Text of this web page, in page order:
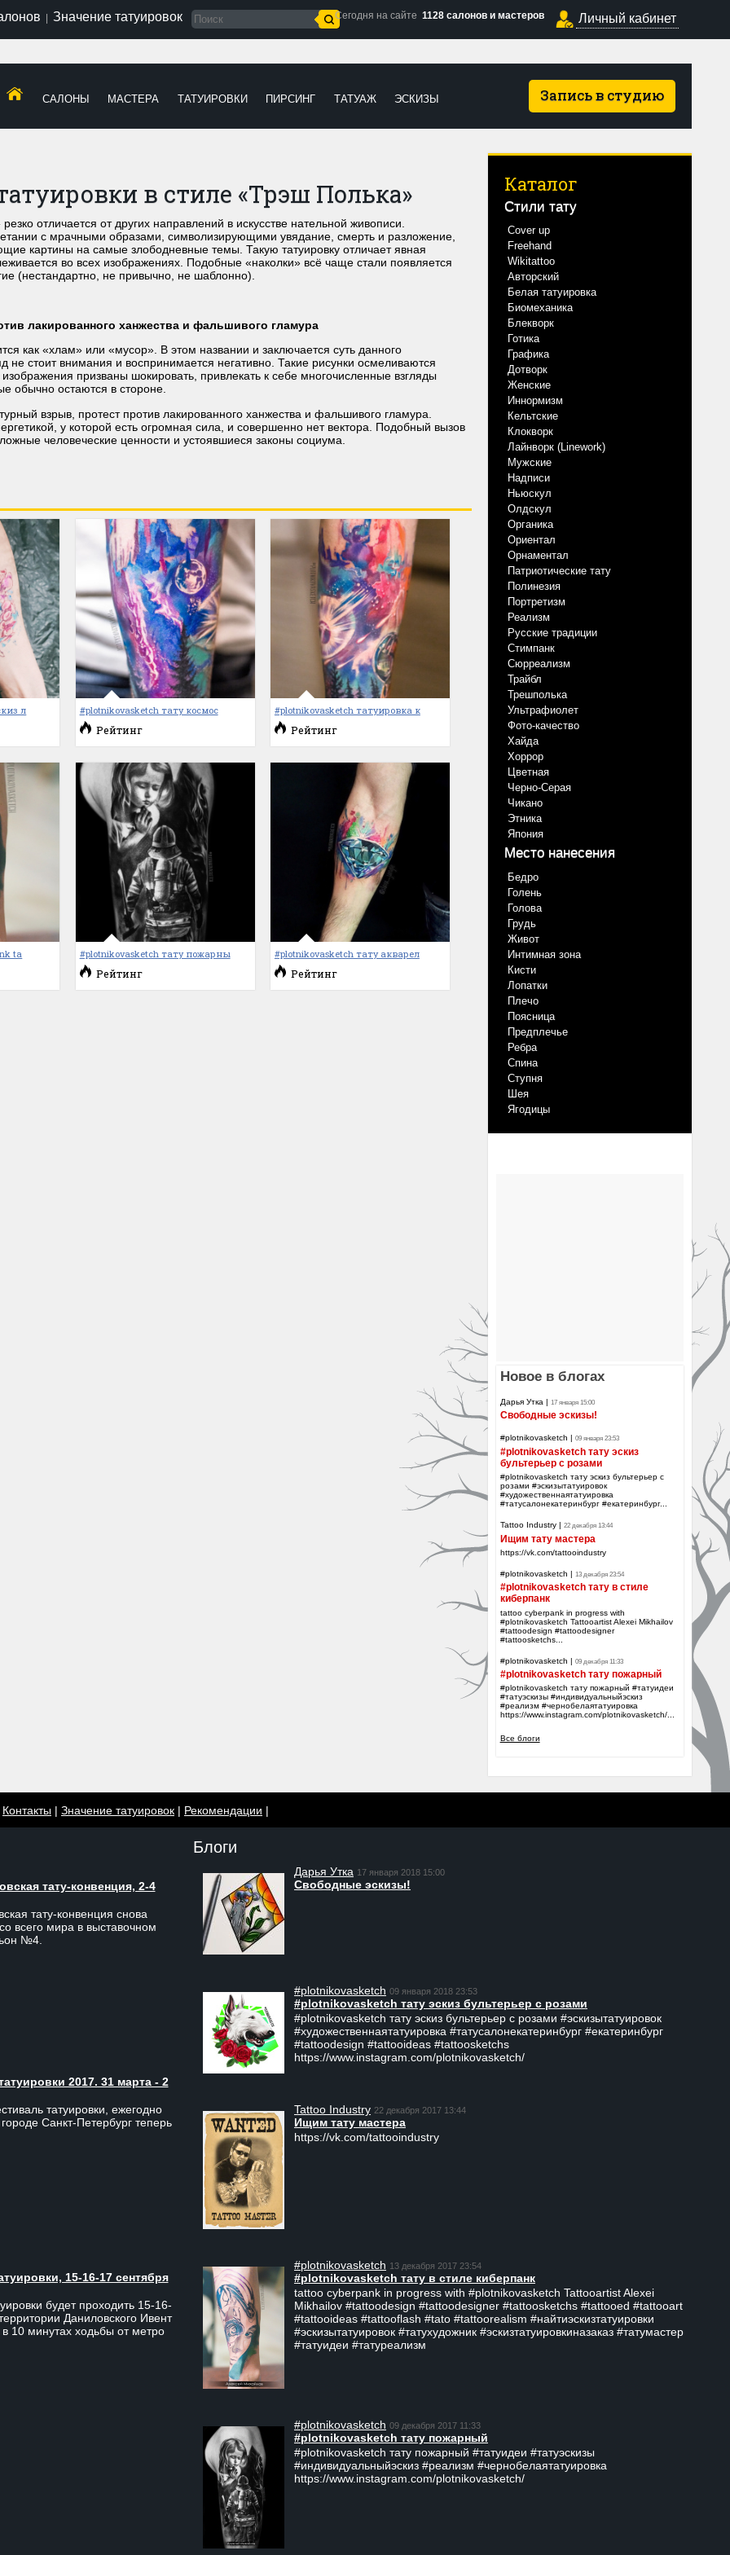
Значение татуировок Сегодня на сайте 1128 салонов и мастеров Личный кабинет
Запись в студию
САЛОНЫ МАСТЕРА ТАТУИРОВКИ ПИРСИНГ ТАТУАЖ ЭСКИЗЫ
Каталог
Стили тату
Cover up
Freehand
Wikitattoo
Авторский
Белая татуировка
Биомеханика
Блекворк
Готика
Графика
Дотворк
Женские
Иннормизм
Кельтские
Клокворк
Лайнворк (Linework)
Мужские
Надписи
Ньюскул
Олдскул
Органика
Ориентал
Орнаментал
Патриотические тату
Полинезия
Портретизм
Реализм
Русские традиции
Стимпанк
Сюрреализм
Трайбл
Трешполька
Ультрафиолет
Фото-качество
Хайда
Хоррор
Цветная
Черно-Серая
Чикано
Этника
Япония
Место нанесения
Бедро
Голень
Голова
Грудь
Живот
Интимная зона
Кисти
Лопатки
Плечо
Поясница
Предплечье
Ребра
Спина
Ступня
Шея
Ягодицы
Новое в блогах
Дарья Утка | 17 января 15:00
Свободные эскизы!
#plotnikovasketch 09 января 23:53
#plotnikovasketch тату эскиз
бультерьер с розами
#plotnikovasketch тату эскиз бультерьер с
розами #эскизытатуировок
#художественнаятатуировка
#татусалонекатеринбург #екатеринбург...
Tattoo Industry| 22 декабря 13:44
Ищим тату мастера
https://vk.com/tattooindustry
#plotnikovasketch | 13 декабря 23:54
#plotnikovasketch тату в стиле
киберпанк
tattoo cyberpank in progress with
#plotnikovasketch Tattooartist Alexei Mikhailov
#tattoodesign #tattoodesigner
#tattoosketchs...
#plotnikovasketch | 09 декабря 11:33
#plotnikovasketch тату пожарный
#plotnikovasketch тату пожарный #татуидеи
#татуэскизы #индивидуальныйэскиз
#реализм #чернобелаятатуировка
https://www.instagram.com/plotnikovasketch/...
Все блоги
в стиле «Трэш Полька»
отличается от других направлений в искусстве нательной живописи.
с мрачными образами, символизирующими увядание, смерть и разложение,
картины на самые злободневные темы. Такую татуировку отличает явная
во всех изображениях. Подобные «наколки» всё чаще стали появляется
(нестандартно, не привычно, не шаблонно).
лакированного ханжества и фальшивого гламура
как «хлам» или «мусор». В этом названии и заключается суть данного
не стоит внимания и воспринимается негативно. Такие рисунки осмеливаются
призваны шокировать, привлекать к себе многочисленные взгляды
обычно остаются в стороне.
взрыв, протест против лакированного ханжества и фальшивого гламура.
у которой есть огромная сила, и совершенно нет вектора. Подобный вызов
человеческие ценности и устоявшиеся законы социума.
л #plotnikovasketch тату космос
Рейтинг
#plotnikovasketch татуировка к
Рейтинг
ta #plotnikovasketch тату пожарны
Рейтинг
#plotnikovasketch тату акварел
Рейтинг
Контакты | Значение татуировок | Рекомендации |
тату-конвенция, 2-4
тату-конвенция снова
всего мира в выставочном
№4.
2017. 31 марта - 2
татуировки, ежегодно
Санкт-Петербург теперь
15-16-17 сентября
будет проходить 15-16-
Даниловского Ивент
10 минутах ходьбы от метро
Блоги
Дарья Утка 17 января 2018 15:00
Свободные эскизы!
#plotnikovasketch 09 января 2018 23:53
#plotnikovasketch тату эскиз бультерьер с розами
#plotnikovasketch тату эскиз бультерьер с розами #эскизытатуировок
#художественнаятатуировка #татусалонекатеринбург #екатеринбург
#tattoodesign #tattooideas #tattoosketchs
https://www.instagram.com/plotnikovasketch/
Tattoo Industry 22 декабря 2017 13:44
Ищим тату мастера
https://vk.com/tattooindustry
#plotnikovasketch 13 декабря 2017 23:54
#plotnikovasketch тату в стиле киберпанк
tattoo cyberpank in progress with #plotnikovasketch Tattooartist Alexei
Mikhailov #tattoodesign #tattoodesigner #tattoosketchs #tattooed #tattooart
#tattooideas #tattooflash #tato #tattoorealism #найтиэскизтатуировки
#эскизытатуировок #татухудожник #эскизтатуировкиназаказ #татумастер
#татуидеи #татуреализм
#plotnikovasketch 09 декабря 2017 11:33
#plotnikovasketch тату пожарный
#plotnikovasketch тату пожарный #татуидеи #татуэскизы
#индивидуальныйэскиз #реализм #чернобелаятатуировка
https://www.instagram.com/plotnikovasketch/